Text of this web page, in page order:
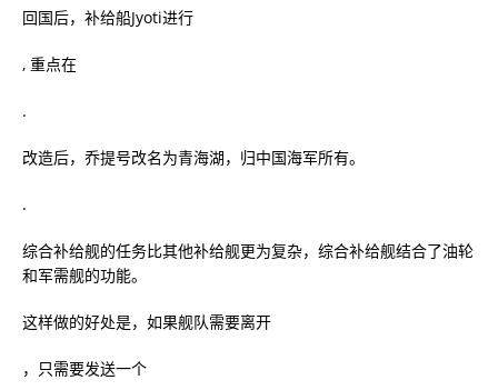
回国后，补给船Jyoti进行
, 重点在
.
改造后，乔提号改名为青海湖，归中国海军所有。
.
综合补给舰的任务比其他补给舰更为复杂，综合补给舰结合了油轮
和军需舰的功能。
这样做的好处是，如果舰队需要离开
，只需要发送一个